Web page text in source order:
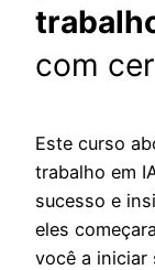
com
Este curso
trabalho em
sucesso e
eles
você a iniciar